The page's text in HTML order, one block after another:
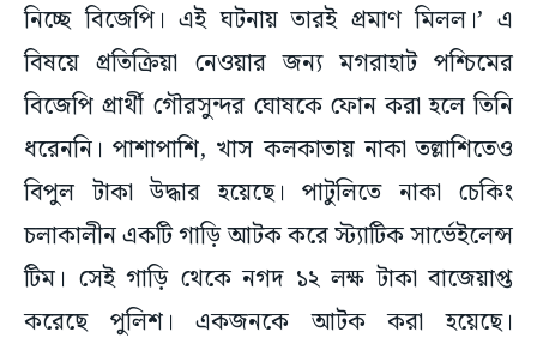
নিচ্ছে বিজেপি। এই ঘটনায় তারই প্রমাণ মিলল।’ এ
বিষয়ে প্রতিক্রিয়া নেওয়ার জন্য মগরাহাট পশ্চিমের
বিজেপি প্রার্থী গৌরসুন্দর ঘোষকে ফোন করা হলে তিনি
ধরেননি। পাশাপাশি, খাস কলকাতায় নাকা তল্লাশিতেও
বিপুল টাকা উদ্ধার হয়েছে। পাটুলিতে নাকা চেকিং
চলাকালীন একটি গাড়ি আটক করে স্ট্যাটিক সার্ভেইলেন্স
টিম। সেই গাড়ি থেকে নগদ ১২ লক্ষ টাকা বাজেয়াপ্ত
করেছে পুলিশ। একজনকে আটক করা হয়েছে।